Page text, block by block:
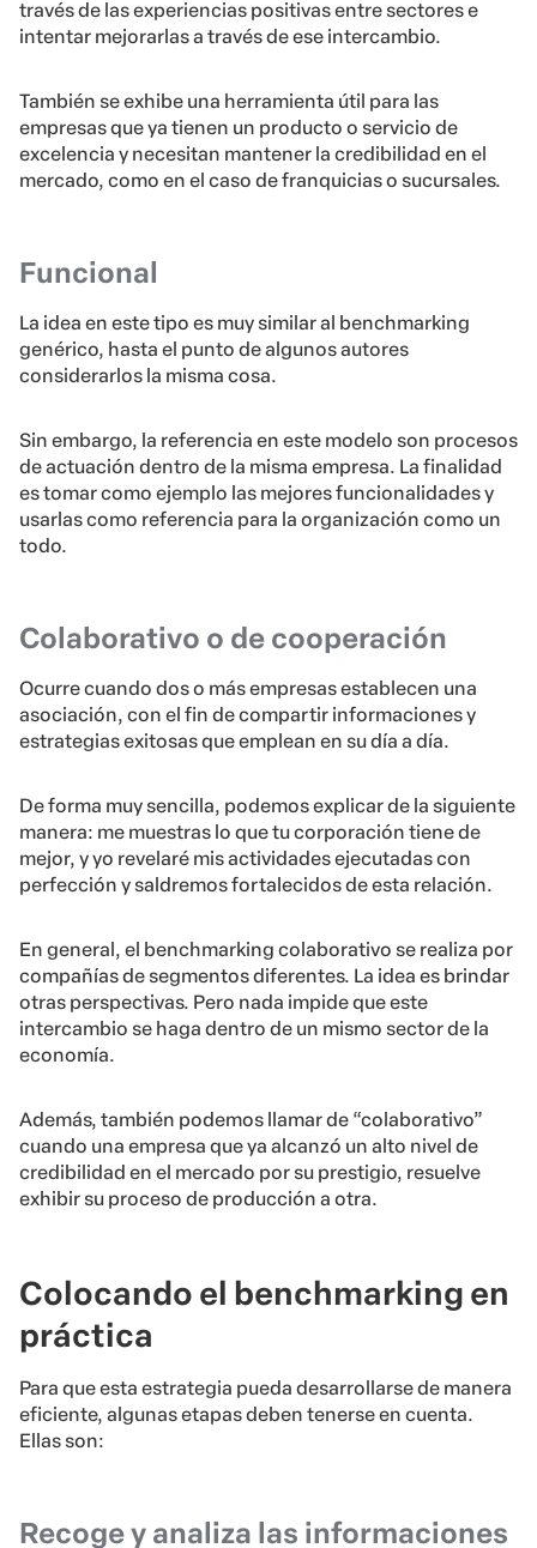
través de las experiencias positivas entre sectores e
intentar mejorarlas a través de ese intercambio.
También se exhibe una herramienta útil para las
empresas que ya tienen un producto o servicio de
excelencia y necesitan mantener la credibilidad en el
mercado, como en el caso de franquicias o sucursales.
Funcional
La idea en este tipo es muy similar al benchmarking
genérico, hasta el punto de algunos autores
considerarlos la misma cosa.
Sin embargo, la referencia en este modelo son procesos
de actuación dentro de la misma empresa. La finalidad
es tomar como ejemplo las mejores funcionalidades y
usarlas como referencia para la organización como un
todo.
Colaborativo o de cooperación
Ocurre cuando dos o más empresas establecen una
asociación, con el fin de compartir informaciones y
estrategias exitosas que emplean en su día a día.
De forma muy sencilla, podemos explicar de la siguiente
manera: me muestras lo que tu corporación tiene de
mejor, y yo revelaré mis actividades ejecutadas con
perfección y saldremos fortalecidos de esta relación.
En general, el benchmarking colaborativo se realiza por
compañías de segmentos diferentes. La idea es brindar
otras perspectivas. Pero nada impide que este
intercambio se haga dentro de un mismo sector de la
economía.
Además, también podemos llamar de “colaborativo”
cuando una empresa que ya alcanzó un alto nivel de
credibilidad en el mercado por su prestigio, resuelve
exhibir su proceso de producción a otra.
Colocando el benchmarking en
práctica
Para que esta estrategia pueda desarrollarse de manera
eficiente, algunas etapas deben tenerse en cuenta.
Ellas son:
Recoge y analiza las informaciones